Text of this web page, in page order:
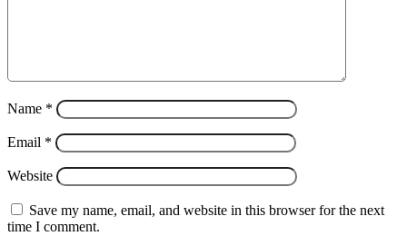
Name *
Email *
Website
Save my name, email, and website in this browser for the next
time I comment.